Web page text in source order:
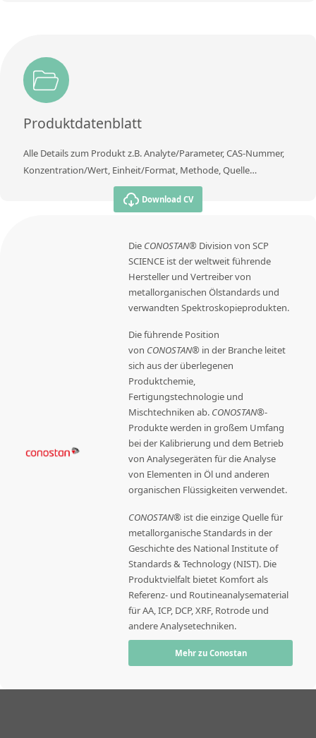
Produktdatenblatt
Alle Details zum Produkt z.B. Analyte/Parameter, CAS-Nummer,
Konzentration/Wert, Einheit/Format, Methode, Quelle…
Download CV
Die CONOSTAN® Division von SCP
SCIENCE ist der weltweit führende
Hersteller und Vertreiber von
metallorganischen Ölstandards und
verwandten Spektroskopieprodukten.
Die führende Position
von CONOSTAN® in der Branche leitet
sich aus der überlegenen
Produktchemie,
Fertigungstechnologie und
Mischtechniken ab. CONOSTAN®-
Produkte werden in großem Umfang
bei der Kalibrierung und dem Betrieb
von Analysegeräten für die Analyse
von Elementen in Öl und anderen
organischen Flüssigkeiten verwendet.
CONOSTAN® ist die einzige Quelle für
metallorganische Standards in der
Geschichte des National Institute of
Standards & Technology (NIST). Die
Produktvielfalt bietet Komfort als
Referenz- und Routineanalysematerial
für AA, ICP, DCP, XRF, Rotrode und
andere Analysetechniken.
Mehr zu Conostan